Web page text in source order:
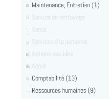
Maintenance, Entretien (1)
Service de nettoyage
Santé
Services à la personne
Actions sociales
Achat
Comptabilité (13)
Ressources humaines (9)